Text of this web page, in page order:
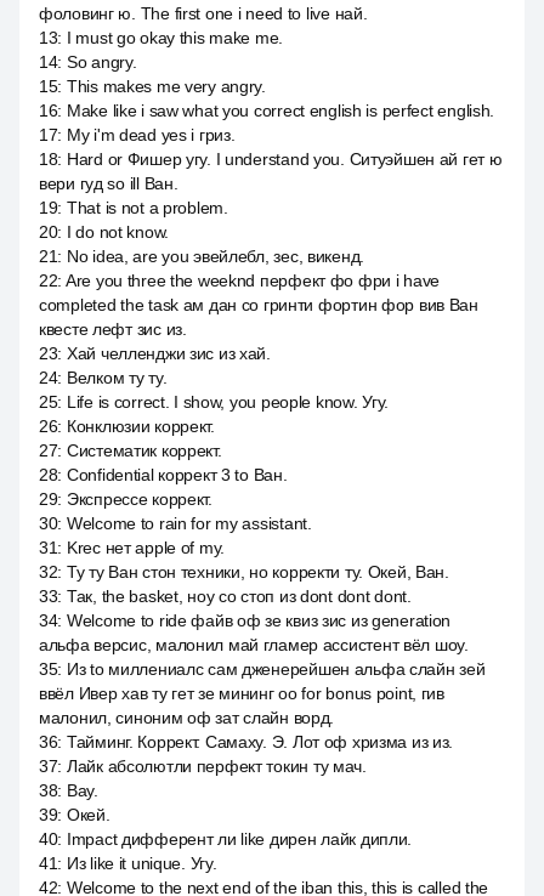
фоловинг ю. The first one i need to live най.
13: I must go okay this make me.
14: So angry.
15: This makes me very angry.
16: Make like i saw what you correct english is perfect english.
17: My i'm dead yes i гриз.
18: Hard or Фишер угу. I understand you. Ситуэйшен ай гет ю
вери гуд so ill Ван.
19: That is not a problem.
20: I do not know.
21: No idea, are you эвейлебл, зес, викенд.
22: Are you three the weeknd перфект фо фри i have
completed the task ам дан со гринти фортин фор вив Ван
квесте лефт зис из.
23: Хай челленджи зис из хай.
24: Велком ту ту.
25: Life is correct. I show, you people know. Угу.
26: Конклюзии коррект.
27: Систематик коррект.
28: Confidential коррект 3 to Ван.
29: Экспрессе коррект.
30: Welcome to rain for my assistant.
31: Krec нет apple of my.
32: Ту ту Ван стон техники, но корректи ту. Окей, Ван.
33: Так, the basket, ноу со стоп из dont dont dont.
34: Welcome to ride файв оф зе квиз зис из generation
альфа версис, малонил май гламер ассистент вёл шоу.
35: Из to миллениалс сам дженерейшен альфа слайн зей
ввёл Ивер хав ту гет зе мининг оо for bonus point, гив
малонил, синоним оф зат слайн ворд.
36: Тайминг. Коррект. Самаху. Э. Лот оф хризма из из.
37: Лайк абсолютли перфект токин ту мач.
38: Вау.
39: Окей.
40: Impact дифферент ли like дирен лайк дипли.
41: Из like it unique. Угу.
42: Welcome to the next end of the iban this, this is called the